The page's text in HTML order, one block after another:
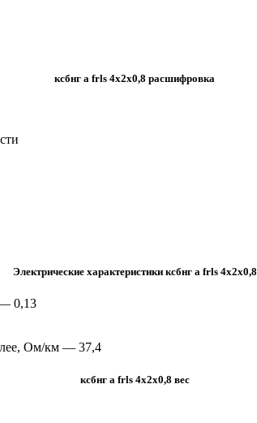
ксбнг а frls 4х2х0,8 расшифровка
Электрические характеристики ксбнг а frls 4х2х0,8
— 0,13
Ом/км — 37,4
ксбнг а frls 4х2х0,8 вес